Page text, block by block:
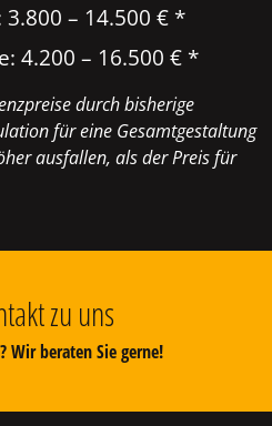
– 14.500 € *
4.200 – 16.500 € *
durch bisherige
für eine Gesamtgestaltung
ausfallen, als der Preis für
zu uns
Wir beraten Sie gerne!